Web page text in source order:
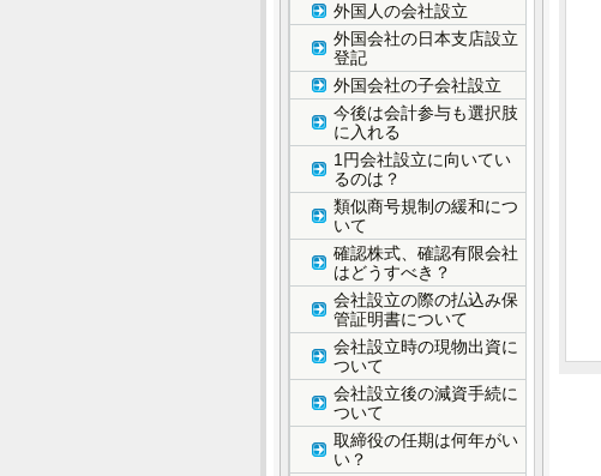
外国人の会社設立
外国会社の日本支店設立
登記
外国会社の子会社設立
今後は会計参与も選択肢
に入れる
1円会社設立に向いてい
るのは？
類似商号規制の緩和につ
いて
確認株式、確認有限会社
はどうすべき？
会社設立の際の払込み保
管証明書について
会社設立時の現物出資に
ついて
会社設立後の減資手続に
ついて
取締役の任期は何年がい
い？